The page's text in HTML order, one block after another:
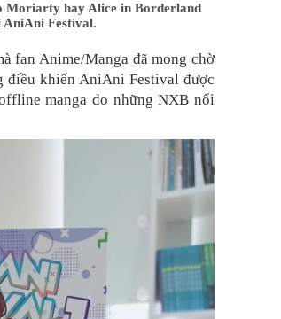
Moriarty hay Alice in Borderland
AniAni Festival.
fan Anime/Manga đã mong chờ
điều khiến AniAni Festival được
manga do những NXB nổi